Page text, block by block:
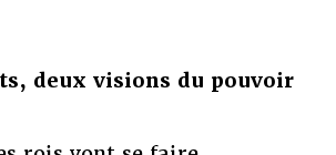
deux visions du pouvoir